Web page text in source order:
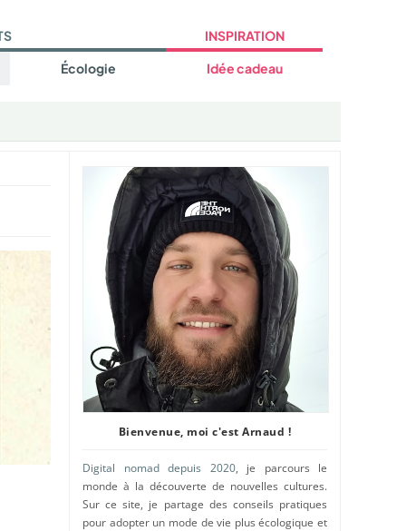
Écologie
INSPIRATION
Idée cadeau
Bienvenue, moi c'est Arnaud !
Digital nomad depuis 2020, je parcours le
monde à la découverte de nouvelles cultures.
Sur ce site, je partage des conseils pratiques
pour adopter un mode de vie plus écologique et